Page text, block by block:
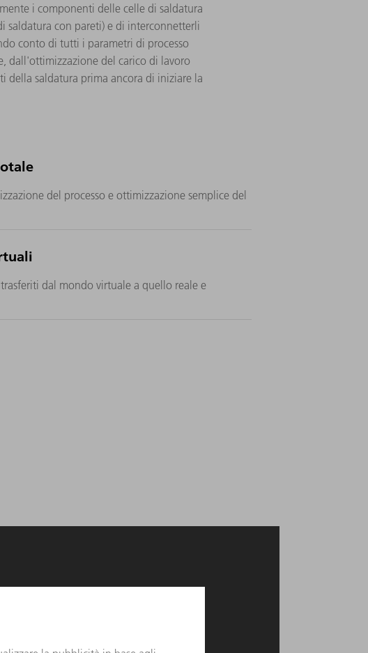
i componenti delle celle di saldatura
saldatura con pareti) e di interconnetterli
conto di tutti i parametri di processo
dall'ottimizzazione del carico di lavoro
della saldatura prima ancora di iniziare la
del processo e ottimizzazione semplice del
dal mondo virtuale a quello reale e